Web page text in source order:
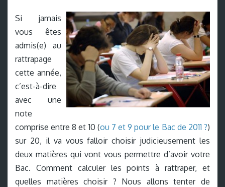
Si jamais
vous êtes
admis(e) au
rattrapage
cette année,
c’est-à-dire
avec une
note
comprise entre 8 et 10 (ou 7 et 9 pour le Bac de 2011 ?)
sur 20, il va vous falloir choisir judicieusement les
deux matières qui vont vous permettre d’avoir votre
Bac. Comment calculer les points à rattraper, et
quelles matières choisir ? Nous allons tenter de